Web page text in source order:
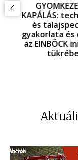
KAPÁLÁS:
és
gyakorlata és
az EINBÖCK
tükrében